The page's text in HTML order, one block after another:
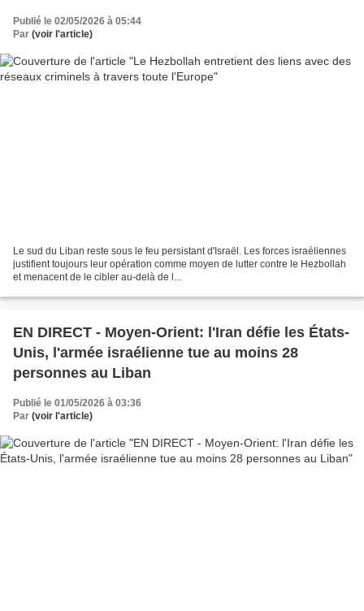
Publié le 02/05/2026 à 05:44
Par (voir l'article)
Le sud du Liban reste sous le feu persistant d'Israël. Les forces israéliennes
justifient toujours leur opération comme moyen de lutter contre le Hezbollah
et menacent de le cibler au-delà de l...
EN DIRECT - Moyen-Orient: l'Iran défie les États-
Unis, l'armée israélienne tue au moins 28
personnes au Liban
Publié le 01/05/2026 à 03:36
Par (voir l'article)